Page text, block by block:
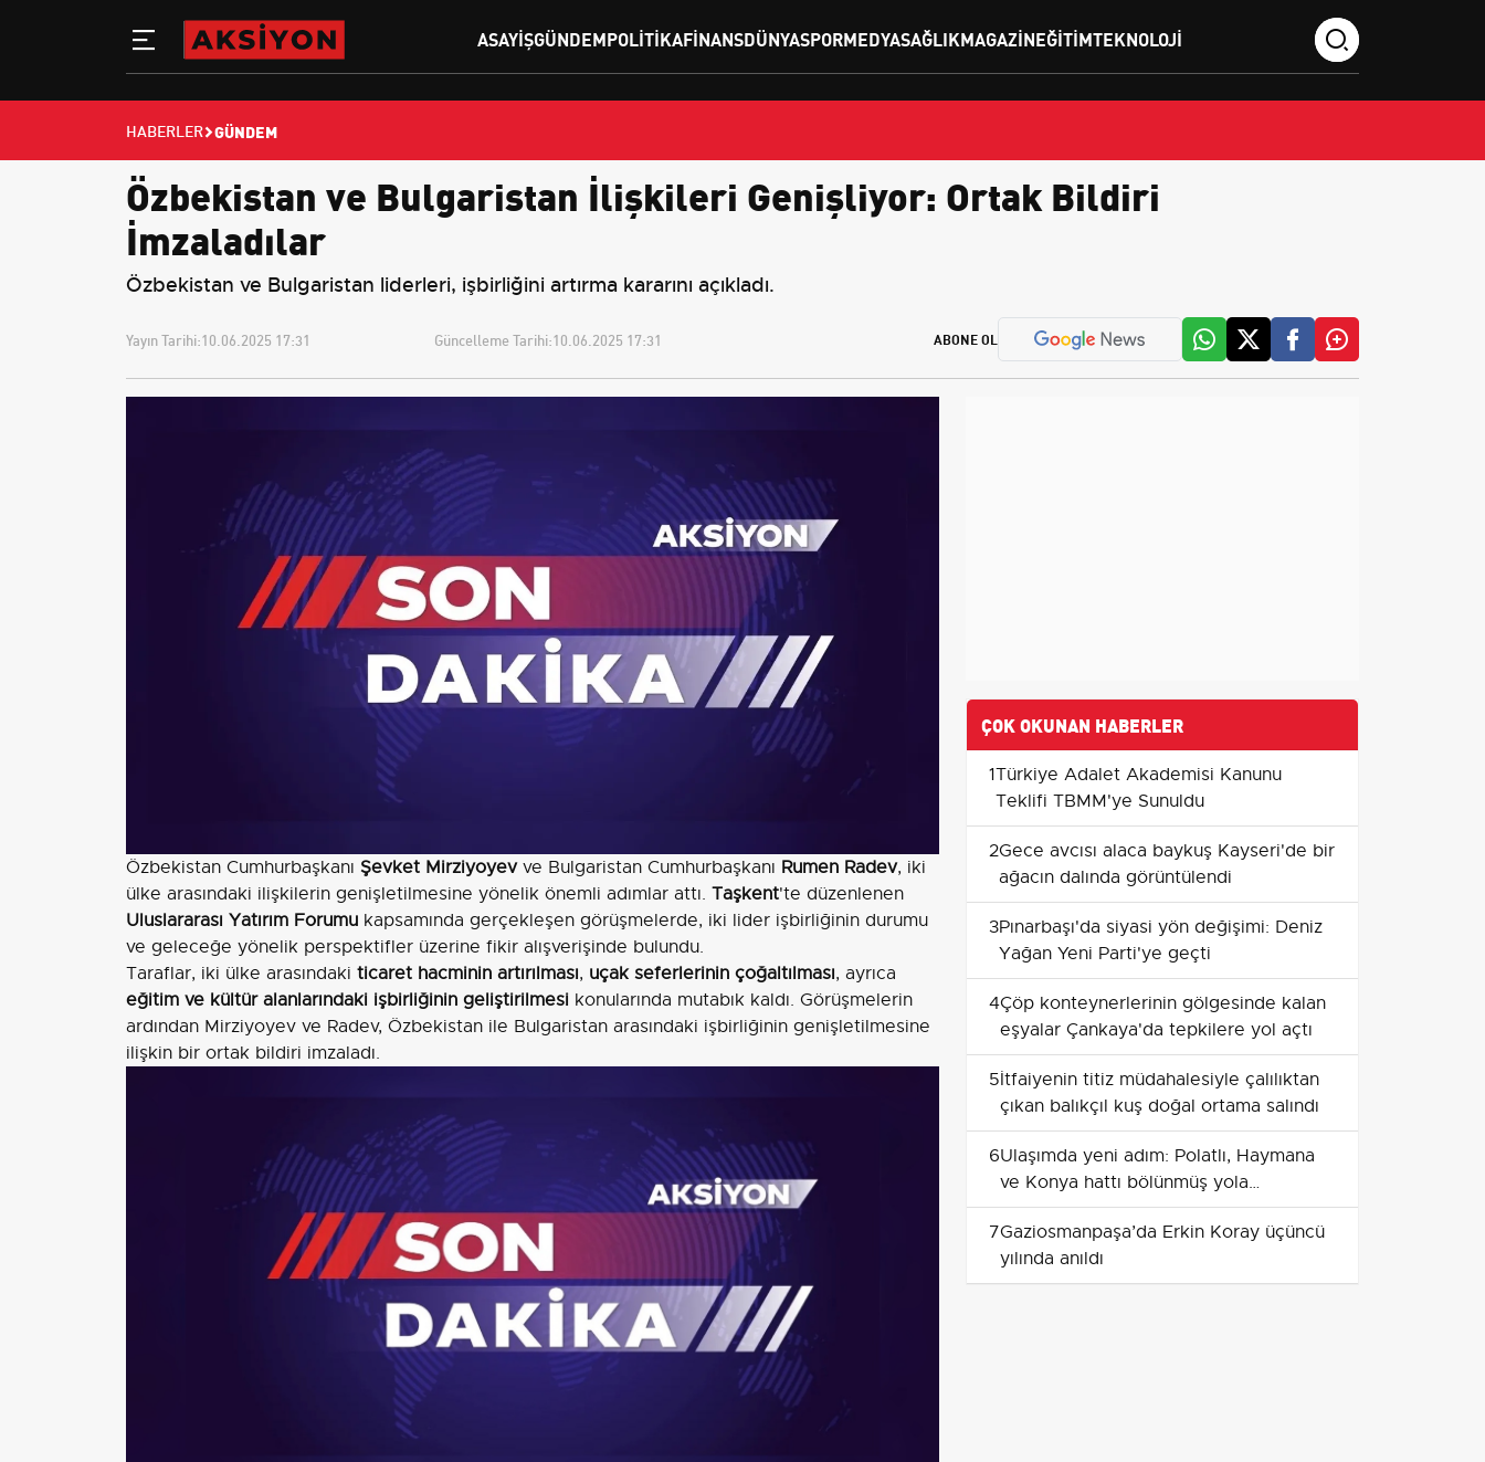
ASAYIŞGÜNDEMPOLITIKAFINANSDÜNYASPORMEDYASAĞLIKMAGAZINEĞITIMTEKNOLOJI
HABERLER GÜNDEM
Özbekistan ve Bulgaristan İlişkileri Genişliyor: Ortak Bildiri
İmzaladılar
Özbekistan ve Bulgaristan liderleri, işbirliğini artırma kararını açıkladı.
Yayın Tarihi:10.06.2025 17:31 Güncelleme Tarihi:10.06.2025 17:31 ABONE OL
Özbekistan Cumhurbaşkanı Şevket Mirziyoyevve Bulgaristan Cumhurbaşkanı Rumen Radev, iki
ülke arasındaki ilişkilerin genişletilmesine yönelik önemli adımlar attı. Taşkent'te düzenlenen
Uluslararası Yatırım Forumu kapsamında gerçekleşen görüşmelerde, iki lider işbirliğinin durumu
ve geleceğe yönelik perspektifler üzerine fikir alışverişinde bulundu.
Taraflar, iki ülke arasındaki ticaret hacminin artırılması, uçak seferlerinin çoğaltılması, ayrıca
eğitim ve kültür alanlarındaki işbirliğinin geliştirilmesi konularında mutabık kaldı. Görüşmelerin
ardından Mirziyoyev ve Radev, Özbekistan ile Bulgaristan arasındaki işbirliğinin genişletilmesine
ilişkin bir ortak bildiri imzaladı.
ÇOK OKUNAN HABERLER
1Türkiye Adalet Akademisi Kanunu
Teklifi TBMM'ye Sunuldu
2Gece avcısı alaca baykuş Kayseri'de bir
ağacın dalında görüntülendi
3Pınarbaşı'da siyasi yön değişimi: Deniz
Yağan Yeni Parti'ye geçti
4Çöp konteynerlerinin gölgesinde kalan
eşyalar Çankaya'da tepkilere yol açtı
5İtfaiyenin titiz müdahalesiyle çalılıktan
çıkan balıkçıl kuş doğal ortama salındı
6Ulaşımda yeni adım: Polatlı, Haymana
ve Konya hattı bölünmüş yola
kavuşuyor
7Gaziosmanpaşa’da Erkin Koray üçüncü
yılında anıldı